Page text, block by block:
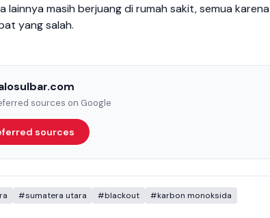
lainnya masih berjuang di rumah sakit, semua karena
yang salah.
sources on Google
sources
#sumatera utara #blackout
#karbon monoksida